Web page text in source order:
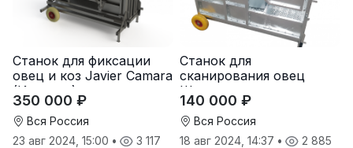
Станок для фиксации
овец и коз Javier Camara
(Испания)
350 000 ₽
Вся Россия
23 авг 2024, 15:00 • 3 117
Станок для
сканирования овец
Шипмастер
140 000 ₽
Вся Россия
18 авг 2024, 14:37 • 2 885